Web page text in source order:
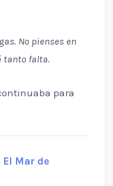
No pienses en
tanto falta.
para
El Mar de